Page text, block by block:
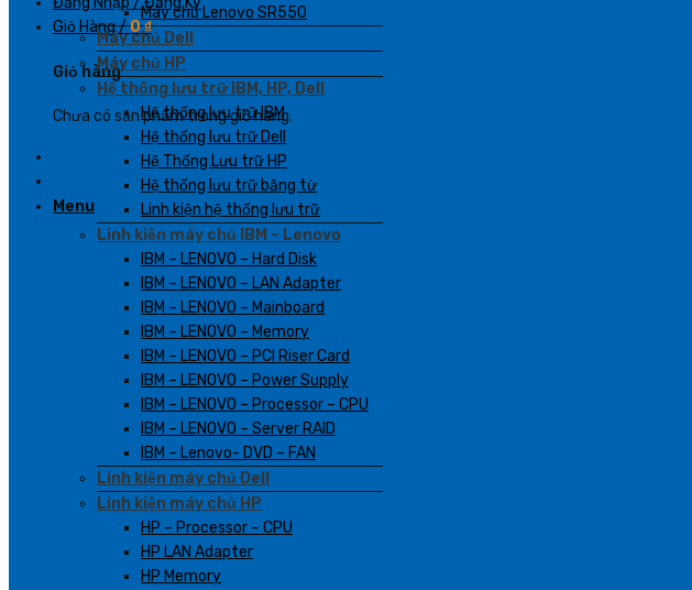
Giỏ Hàng /0₫
Giỏ hàng
Chưa có sản phẩm trong giỏ hàng.
Menu
Máy chủ Lenovo SR550
Máy chủ Dell
Máy chủ HP
Hệ thống lưu trữ IBM, HP, Dell
Hệ thống lưu trữ IBM
Hệ thống lưu trữ Dell
Hệ Thống Lưu trữ HP
Hệ thống lưu trữ băng từ
Linh kiện hệ thống lưu trữ
Linh kiện máy chủ IBM – Lenovo
IBM – LENOVO – Hard Disk
IBM – LENOVO – LAN Adapter
IBM – LENOVO – Mainboard
IBM – LENOVO – Memory
IBM – LENOVO – PCI Riser Card
IBM – LENOVO – Power Supply
IBM – LENOVO – Processor – CPU
IBM – LENOVO – Server RAID
IBM – Lenovo- DVD – FAN
Linh kiện máy chủ Dell
Linh kiện máy chủ HP
HP – Processor – CPU
HP LAN Adapter
HP Memory